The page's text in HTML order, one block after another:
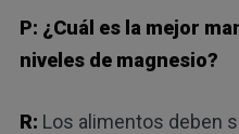
P: ¿Cuál es la mejor
niveles de magnesio?
R: Los alimentos deben